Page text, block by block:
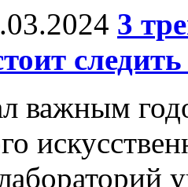
3
следить
важным